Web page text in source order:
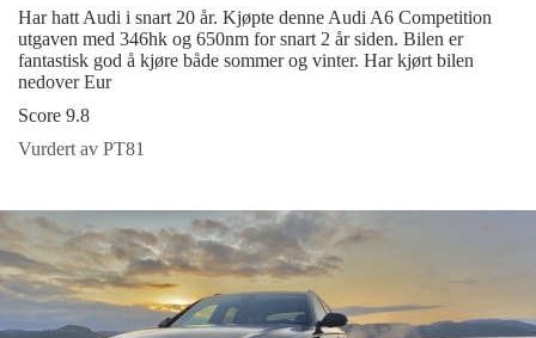
Har hatt Audi i snart 20 år. Kjøpte denne Audi A6 Competition
utgaven med 346hk og 650nm for snart 2 år siden. Bilen er
fantastisk god å kjøre både sommer og vinter. Har kjørt bilen
nedover Eur
Score 9.8
Vurdert av PT81